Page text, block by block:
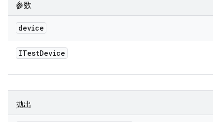
参数
device
ITestDevice
抛出